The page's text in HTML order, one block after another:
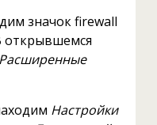
значок firewall
открывшемся
Настройки